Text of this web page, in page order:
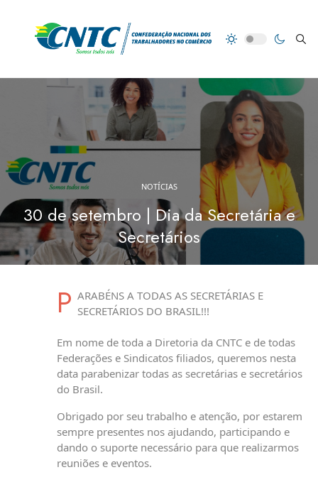
NOTÍCIAS
30 de setembro | Dia da Secretária e
Secretários
P ARABÉNS A TODAS AS SECRETÁRIAS E
SECRETÁRIOS DO BRASIL!!!
Em nome de toda a Diretoria da CNTC e de todas
Federações e Sindicatos filiados, queremos nesta
data parabenizar todas as secretárias e secretários
do Brasil.
Obrigado por seu trabalho e atenção, por estarem
sempre presentes nos ajudando, participando e
dando o suporte necessário para que realizarmos
reuniões e eventos.